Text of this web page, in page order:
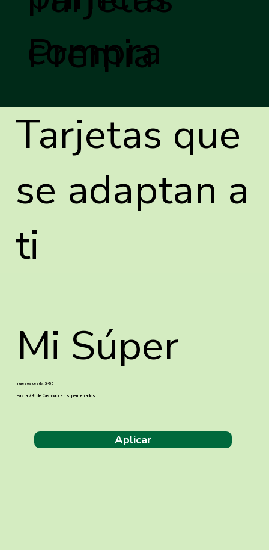
compra
Premia
Tarjetas que
se adaptan a
ti
Mi Súper
Ingresos desde: $450
Hasta 7 % de Cashback en supermercados
Aplicar